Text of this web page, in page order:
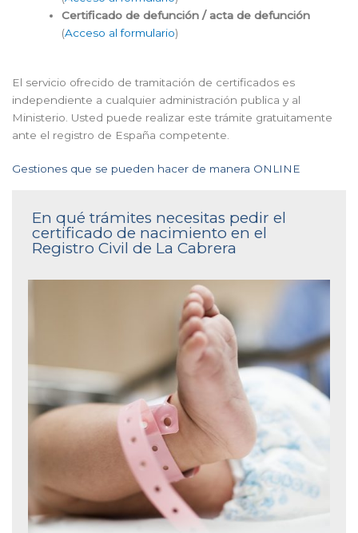
Certificado de defunción / acta de defunción
(Acceso al formulario)
El servicio ofrecido de tramitación de certificados es
independiente a cualquier administración publica y al
Ministerio. Usted puede realizar este trámite gratuitamente
ante el registro de España competente.
Gestiones que se pueden hacer de manera ONLINE
En qué trámites necesitas pedir el
certificado de nacimiento en el
Registro Civil de La Cabrera